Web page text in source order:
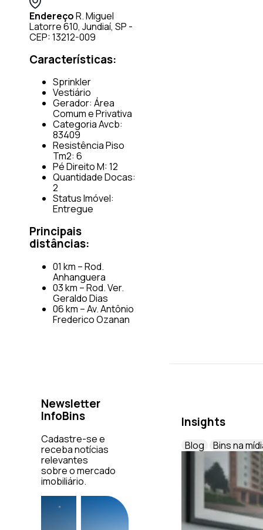
EndereçoR. Miguel
Latorre 610, Jundiaí, SP -
CEP: 13212-009
Características:
Sprinkler
Vestiário
Gerador: Área
Comum e Privativa
Categoria Avcb:
83409
Resistência Piso
Tm2: 6
Pé Direito M: 12
Quantidade Docas:
2
Status Imóvel:
Entregue
Principais
distâncias:
01 km – Rod.
Anhanguera
03 km – Rod. Ver.
Geraldo Dias
06 km – Av. Antônio
Frederico Ozanan
Newsletter
InfoBins
Cadastre-se e
receba notícias
relevantes
sobre o mercado
imobiliário.
Insights
Blog Bins na